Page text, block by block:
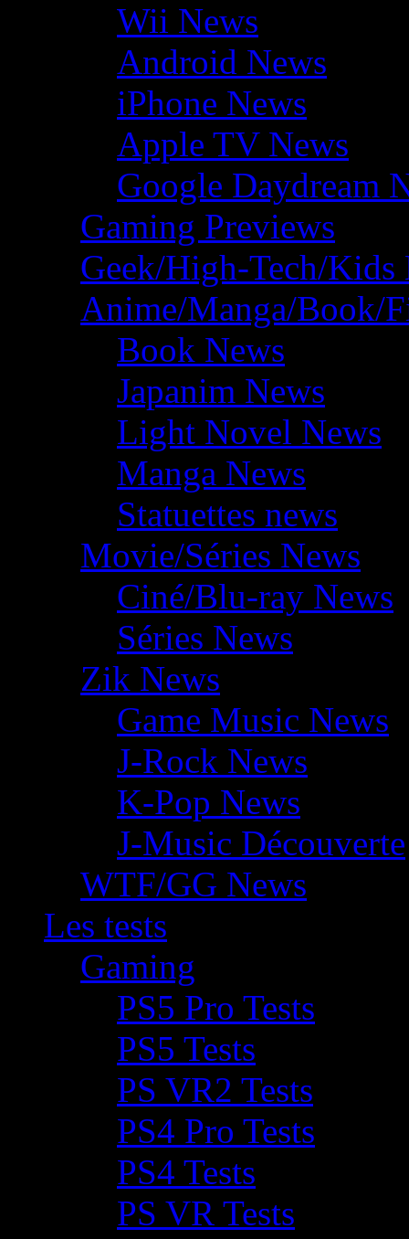
Wii News
Android News
iPhone News
Apple TV News
Google Daydream
Gaming Previews
Geek/High-Tech/Kids
Anime/Manga/Book/
Book News
Japanim News
Light Novel News
Manga News
Statuettes news
Movie/Séries News
Ciné/Blu-ray News
Séries News
Zik News
Game Music News
J-Rock News
K-Pop News
J-Music Découverte
WTF/GG News
Les tests
Gaming
PS5 Pro Tests
PS5 Tests
PS VR2 Tests
PS4 Pro Tests
PS4 Tests
PS VR Tests